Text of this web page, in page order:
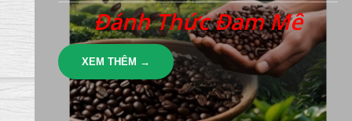
Đánh Thức Đam Mê
XEM THÊM →